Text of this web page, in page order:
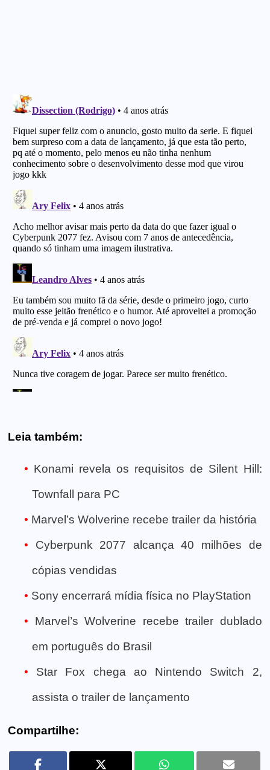
Leia também:
Konami revela os requisitos de Silent Hill:
Townfall para PC
Marvel’s Wolverine recebe trailer da história
Cyberpunk 2077 alcança 40 milhões de
cópias vendidas
Sony encerrará mídia física no PlayStation
Marvel’s Wolverine recebe trailer dublado
em português do Brasil
Star Fox chega ao Nintendo Switch 2,
assista o trailer de lançamento
Compartilhe: